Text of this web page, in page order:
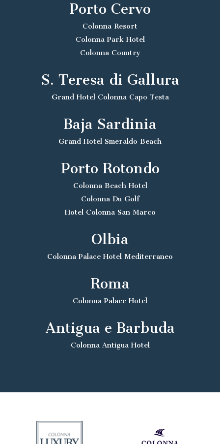
Porto Cervo
Colonna Resort
Colonna Park Hotel
Colonna Country
S. Teresa di Gallura
Grand Hotel Colonna Capo Testa
Baja Sardinia
Grand Hotel Smeraldo Beach
Porto Rotondo
Colonna Beach Hotel
Colonna Du Golf
Hotel Colonna San Marco
Olbia
Colonna Palace Hotel Mediterraneo
Roma
Colonna Palace Hotel
Antigua e Barbuda
Colonna Antigua Hotel